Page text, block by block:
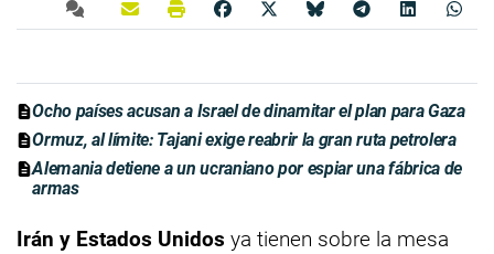
Ocho países acusan a Israel de dinamitar el plan para Gaza
Ormuz, al límite: Tajani exige reabrir la gran ruta petrolera
Alemania detiene a un ucraniano por espiar una fábrica de
armas
Irán y Estados Unidos ya tienen sobre la mesa